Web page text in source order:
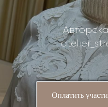
Оплатить